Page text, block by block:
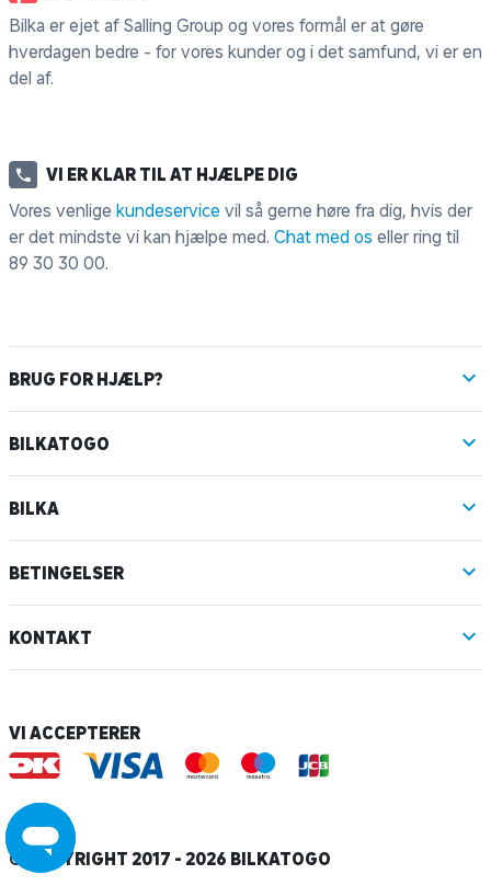
Bilka er ejet af Salling Group og vores formål er at gøre
hverdagen bedre - for vores kunder og i det samfund, vi er en
del af.
VI ER KLAR TIL AT HJÆLPE DIG
Vores venlige kundeservice vil så gerne høre fra dig, hvis der
er det mindste vi kan hjælpe med. Chat med os eller ring til
89 30 30 00.
BRUG FOR HJÆLP?
BILKATOGO
BILKA
BETINGELSER
KONTAKT
VI ACCEPTERER
© COPYRIGHT 2017 - 2026 BILKATOGO